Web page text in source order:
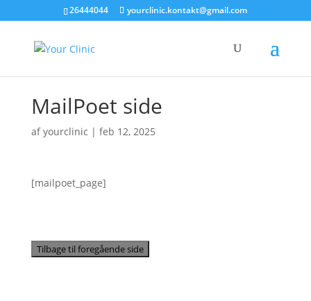
26444044 yourclinic.kontakt@gmail.com
MailPoet side
afyourclinic | feb 12, 2025
[mailpoet_page]